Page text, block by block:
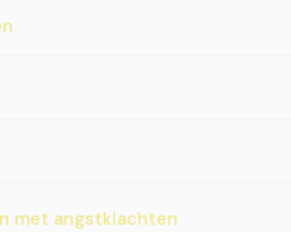
met angstklachten